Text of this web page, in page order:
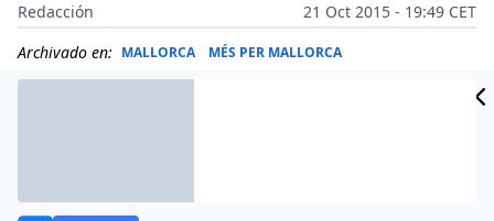
Redacción
21 Oct 2015 - 19:49 CET
Archivado en: MALLORCA MÉS PER MALLORCA